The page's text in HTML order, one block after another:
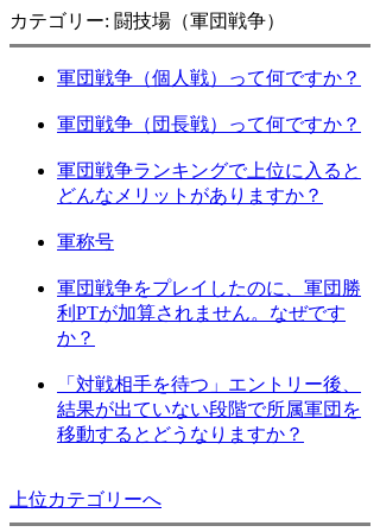
カテゴリー: 闘技場（軍団戦争）
軍団戦争（個人戦）って何ですか？
軍団戦争（団長戦）って何ですか？
軍団戦争ランキングで上位に入ると
どんなメリットがありますか？
軍称号
軍団戦争をプレイしたのに、軍団勝
利PTが加算されません。なぜです
か？
「対戦相手を待つ」エントリー後、
結果が出ていない段階で所属軍団を
移動するとどうなりますか？
上位カテゴリーへ